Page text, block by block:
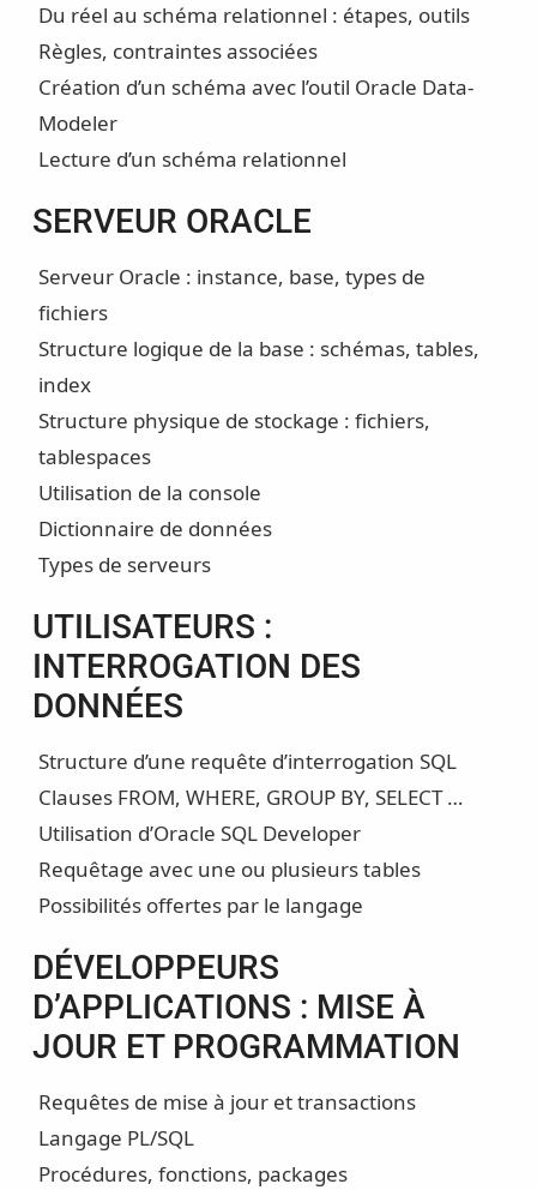
Du réel au schéma relationnel : étapes, outils
Règles, contraintes associées
Création d’un schéma avec l’outil Oracle Data-
Modeler
Lecture d’un schéma relationnel
SERVEUR ORACLE
Serveur Oracle : instance, base, types de
fichiers
Structure logique de la base : schémas, tables,
index
Structure physique de stockage : fichiers,
tablespaces
Utilisation de la console
Dictionnaire de données
Types de serveurs
UTILISATEURS :
INTERROGATION DES
DONNÉES
Structure d’une requête d’interrogation SQL
Clauses FROM, WHERE, GROUP BY, SELECT …
Utilisation d’Oracle SQL Developer
Requêtage avec une ou plusieurs tables
Possibilités offertes par le langage
DÉVELOPPEURS
D’APPLICATIONS : MISE À
JOUR ET PROGRAMMATION
Requêtes de mise à jour et transactions
Langage PL/SQL
Procédures, fonctions, packages